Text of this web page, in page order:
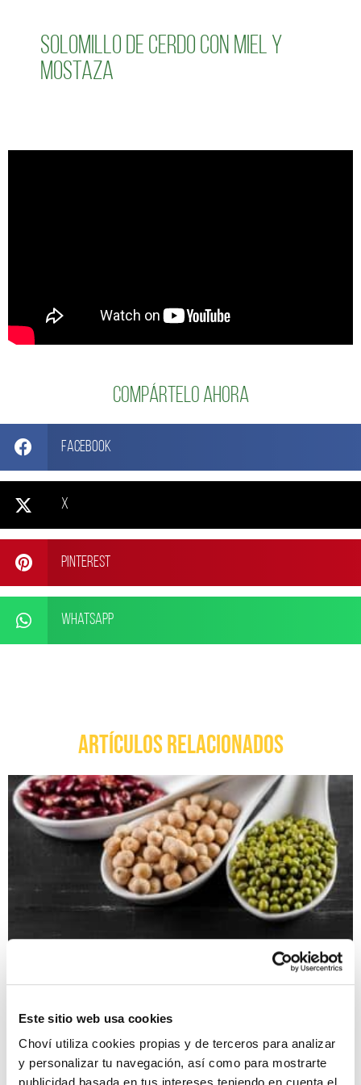
Este sitio web usa cookies
Choví utiliza cookies propias y de terceros para analizar
y personalizar tu navegación, así como para mostrarte
Solomillo de cerdo con miel y
mostaza
Compártelo ahora
Facebook
X
Pinterest
WhatsApp
ARTÍCULOS RELACIONADOS
10 Beneficios de las legumbres que no
conocías